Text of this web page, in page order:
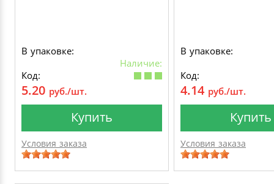
В упаковке:
Наличие:
Код:
5.20 руб./шт.
Купить
Условия заказа
В упаковке:
Код:
4.14 руб./шт.
Купить
Условия заказа